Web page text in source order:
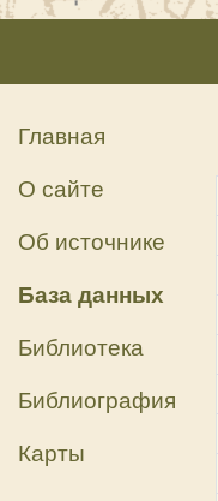
Главная
О сайте
Об источнике
База данных
Библиотека
Библиография
Карты